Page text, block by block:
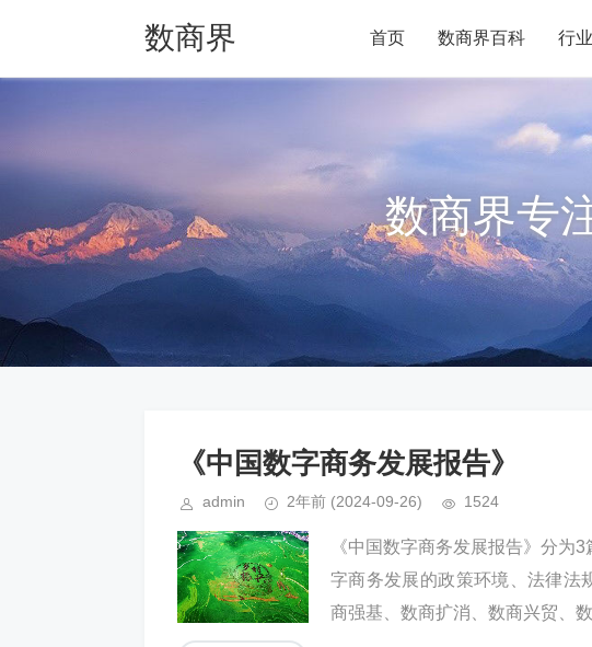
数商界 首页 数商界百科 行
数商界专
《中国数字商务发展报告》
admin 2年前 (2024-09-26) 1524
《中国数字商务发展报告》分为
字商务发展的政策环境、法律法
商强基、数商扩消、数商兴贸、